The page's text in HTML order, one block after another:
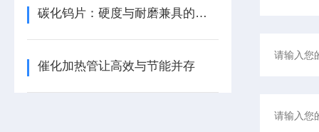
碳化钨片：硬度与耐磨兼具的工业硬材
催化加热管让高效与节能并存